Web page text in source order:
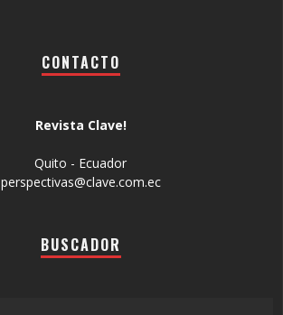
CONTACTO
Revista Clave!
Quito - Ecuador
perspectivas@clave.com.ec
BUSCADOR